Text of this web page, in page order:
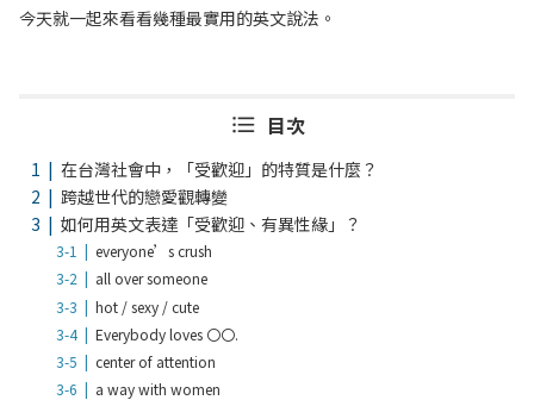
今天就一起來看看幾種最實用的英文說法。
目次
在台灣社會中，「受歡迎」的特質是什麼？
跨越世代的戀愛觀轉變
如何用英文表達「受歡迎、有異性緣」？
everyone’s crush
all over someone
hot / sexy / cute
Everybody loves 〇〇.
center of attention
a way with women